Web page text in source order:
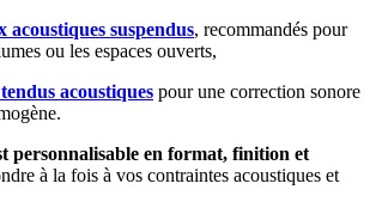
acoustiques suspendus, recommandés pour
ou les espaces ouverts,
acoustiques pour une correction sonore
personnalisable en format, finition et
à la fois à vos contraintes acoustiques et